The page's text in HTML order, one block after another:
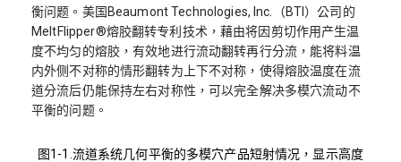
衡问题。美国Beaumont Technologies, Inc.（BTI）公司的
MeltFlipper®熔胶翻转专利技术，藉由将因剪切作用产生温
度不均匀的熔胶，有效地进行流动翻转再行分流，能将料温
内外侧不对称的情形翻转为上下不对称，使得熔胶温度在流
道分流后仍能保持左右对称性，可以完全解决多模穴流动不
平衡的问题。
图1-1.流道系统几何平衡的多模穴产品短射情况，显示高度